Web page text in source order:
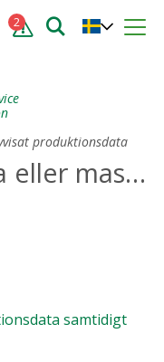
2
produktionsdata
Snabbguide - Rätta eller massrätta avvisat produktionsdata
samtidigt